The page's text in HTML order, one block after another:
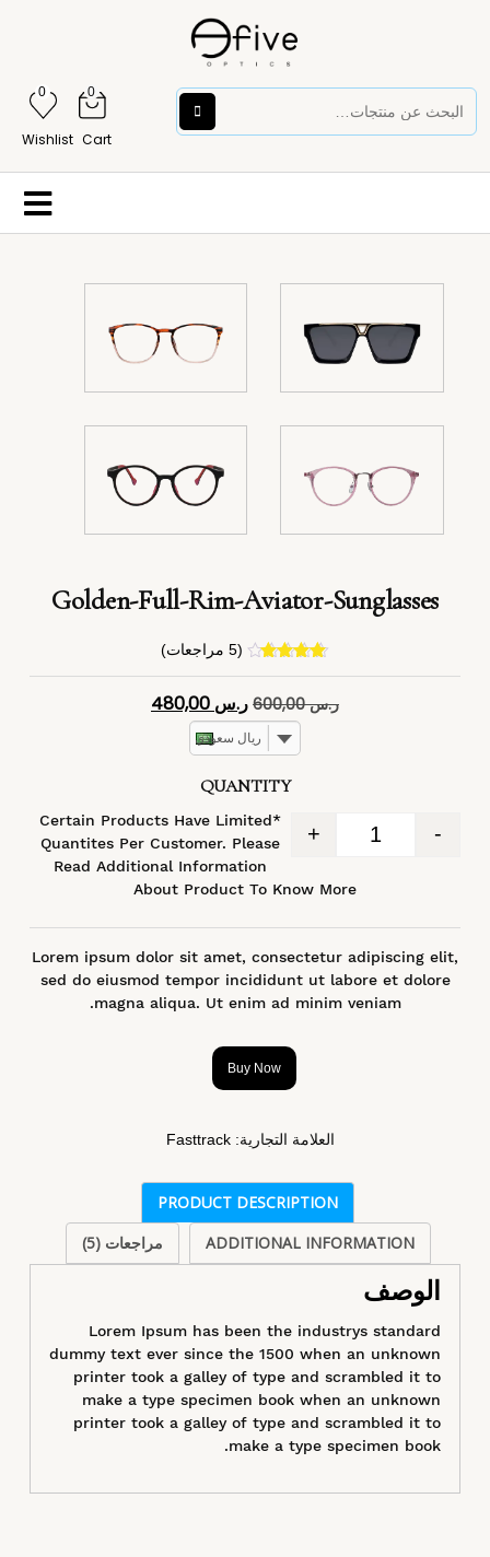
0
Cart
0
Wishlist
Golden-Full-Rim-Aviator-Sunglasses
تم التقييم
5 بناءً على
تقييم
4
عملاء
(
5 مراجعات)
ر.س600,00 ر.س
ريال سعودي
QUANTITY
-
+
*Certain Products Have Limited
Quantites Per Customer. Please
Read Additional Information
About Product To Know More
Lorem ipsum dolor sit amet, consectetur adipiscing elit,
sed do eiusmod tempor incididunt ut labore et dolore
magna aliqua. Ut enim ad minim veniam.
Buy Now
العلامة التجارية: Fasttrack
PRODUCT DESCRIPTION
ADDITIONAL INFORMATION
مراجعات (5)
الوصف
Lorem Ipsum has been the industrys standard
dummy text ever since the 1500 when an unknown
printer took a galley of type and scrambled it to
make a type specimen book when an unknown
printer took a galley of type and scrambled it to
make a type specimen book.